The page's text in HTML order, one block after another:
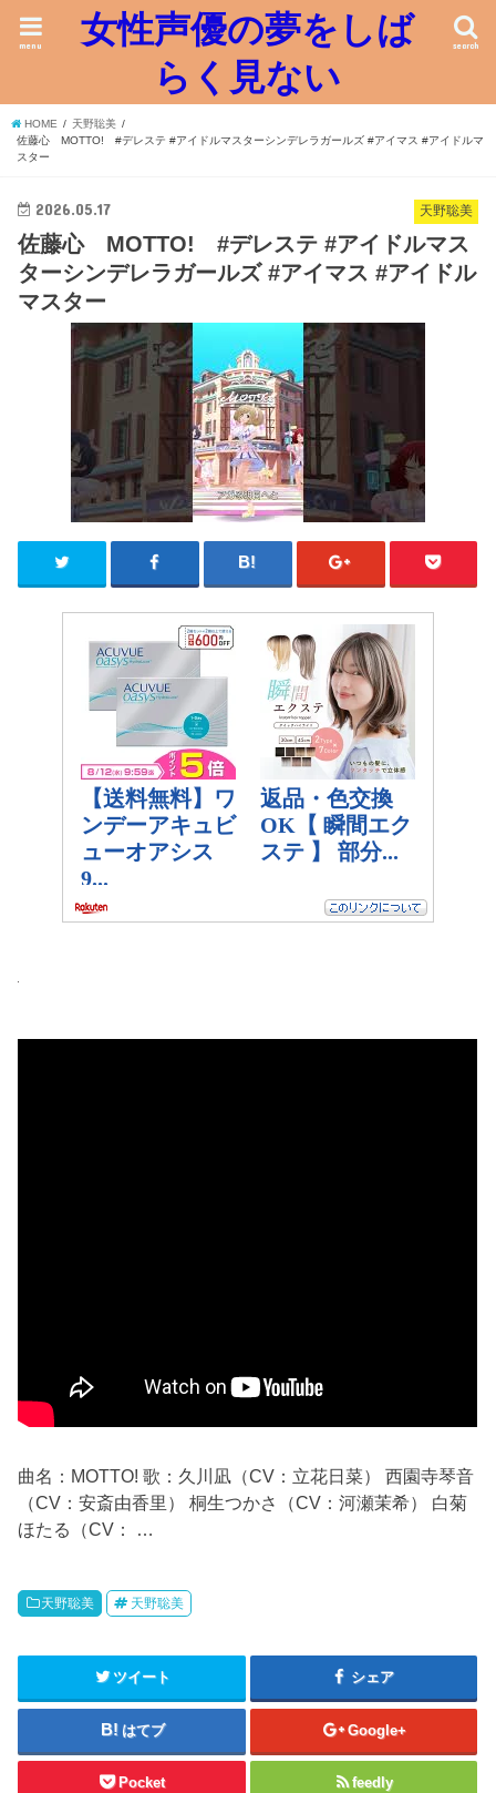
女性声優の夢をしば
らく見ない
search
menu
HOME
天野聡美
佐藤心 MOTTO! #デレステ #アイドルマスターシンデレラガールズ #アイマス #アイドルマ
スター
天野聡美
2026.05.17
佐藤心 MOTTO! #デレステ #アイドルマス
ターシンデレラガールズ #アイマス #アイドル
マスター
曲名：MOTTO! 歌：久川凪（CV：立花日菜） 西園寺琴音
（CV：安斎由香里） 桐生つかさ（CV：河瀬茉希） 白菊
ほたる（CV： …
天野聡美 天野聡美
ツイート シェア
はてブ Google+
Pocket feedly